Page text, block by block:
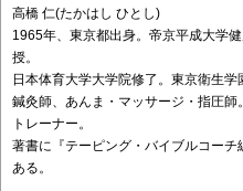
高橋 仁(たかはし ひとし)
1965年、東京都出身。帝京平成大学
授。
日本体育大学大学院修了。東京衛生学
鍼灸師、あんま・マッサージ・指圧
トレーナー。
著書に『テーピング・バイブルコー
ある。